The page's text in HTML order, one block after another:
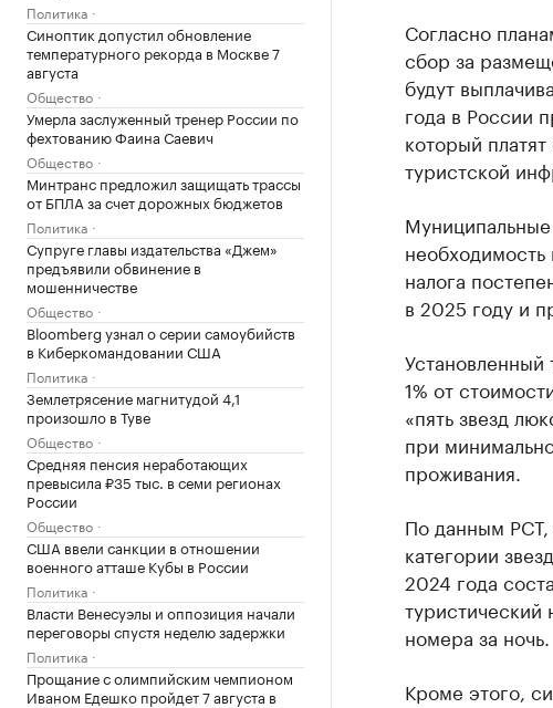
Политика
Синоптик допустил обновление
температурного рекорда в Москве 7
августа
Общество
Умерла заслуженный тренер России по
фехтованию Фаина Саевич
Общество
Минтранс предложил защищать трассы
от БПЛА за счет дорожных бюджетов
Политика
Супруге главы издательства «Джем»
предъявили обвинение в
мошенничестве
Общество
Bloomberg узнал о серии самоубийств
в Киберкомандовании США
Политика
Землетрясение магнитудой 4,1
произошло в Туве
Общество
Средняя пенсия неработающих
превысила ₽35 тыс. в семи регионах
России
Общество
США ввели санкции в отношении
военного атташе Кубы в России
Политика
Власти Венесуэлы и оппозиция начали
переговоры спустя неделю задержки
Политика
Прощание с олимпийским чемпионом
Иваном Едешко пройдет 7 августа в
Согласно
сбор за
будут
года в России
который
туристской
Муниципальные
необходимость
налога
в 2025 году и
Установленный
1% от
«пять звезд
при
проживания.
По данным РСТ,
категории
2024 года
туристический
номера за ночь.
Кроме этого,